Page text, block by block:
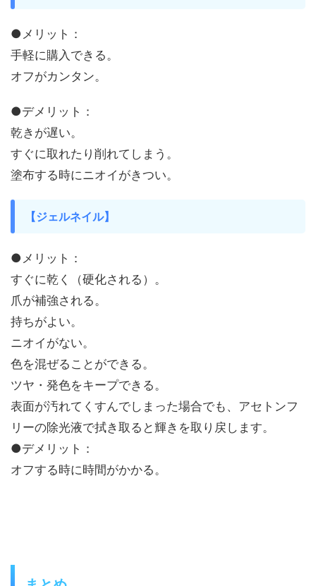
●メリット ：
手軽に購入できる。
オフがカンタン。
●デメリット ：
乾きが遅い。
すぐに取れたり削れてしまう。
塗布する時にニオイがきつい。
【ジェルネイル】
●メリット ：
すぐに乾く（硬化される）。
爪が補強される。
持ちがよい。
ニオイがない。
色を混ぜることができる。
ツヤ・発色をキープできる。
表面が汚れてくすんでしまった場合でも、アセトンフ
リーの除光液で拭き取ると輝きを取り戻します。
●デメリット ：
オフする時に時間がかかる。